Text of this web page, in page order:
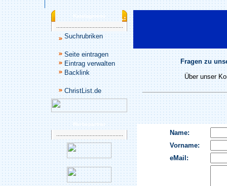
Katalogmenü
Suchrubriken
Seite eintragen
Eintrag verwalten
Backlink
ChristList.de
Werbepartner
Fragen zu
Über unser